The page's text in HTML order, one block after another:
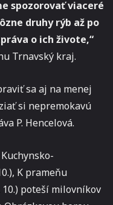
spozorovať viaceré
druhy rýb až po
o ich živote,“
Trnavský kraj.
sa aj na menej
si nepremokavú
P. Hencelová.
K prameňu
10.) poteší milovníkov